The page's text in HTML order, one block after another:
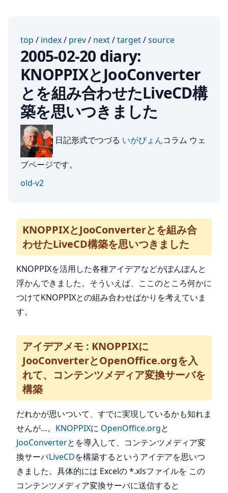
top / index/ prev/ next/target/source
2005-02-20 diary:
KNOPPIXとJooConverter
とを組み合わせたLiveCD構
築を思いつきました
日記形式でつづる いがぴょんコラム ウェ
ブページです。
old-v2
KNOPPIXとJooConverterとを組み合
わせたLiveCD構築を思いつきました
KNOPPIXを活用した各種アイデアなどがぽんぽんと
浮かんできました。そういえば、ここのところ何かに
つけてKNOPPIXとの組み合わせばかりを考えていま
す。
アイデアメモ : KNOPPIXに
JooConverterとOpenOffice.orgを入
れて、コンテンツメディア変換サーバを
構築
だれかが思いついて、すでに実現しているかも知れま
せんが…。 KNOPPIXに OpenOffice.orgと
JooConverterとを導入して、コンテンツメディア変
換サーバLiveCDを構築するというアイデアを思いつ
きました。具体的には Excelの *.xlsファイルを この
コンテンツメディア変換サーバに送信すると